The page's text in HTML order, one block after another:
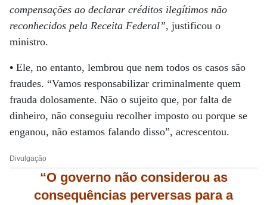
compensações ao declarar créditos ilegítimos não
reconhecidos pela Receita Federal”, justificou o
ministro.
• Ele, no entanto, lembrou que nem todos os casos são
fraudes. “Vamos responsabilizar criminalmente quem
frauda dolosamente. Não o sujeito que, por falta de
dinheiro, não conseguiu recolher imposto ou porque se
enganou, não estamos falando disso”, acrescentou.
Divulgação
“O governo não considerou as
consequências perversas para a